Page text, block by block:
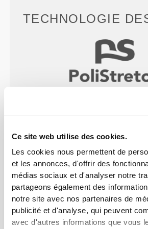
Ce site web utilise des cookies.
Les cookies nous permettent de
et les annonces, d'offrir des
médias sociaux et d'analyser notre
partageons également des
notre site avec nos partenaires de
publicité et d'analyse, qui peuvent
avec d'autres informations que vous
TECHNOLOGIE
PoliStretch© est notre
polyvalente, mise au point en
d'élasticité pour de meilleures
meilleur maintien et un plus
PoliStretch© te garde au sec et
une grande liberté de